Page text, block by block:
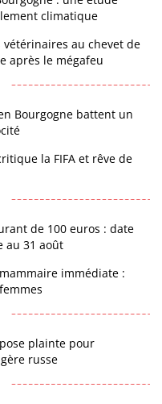
climatique
vétérinaires au chevet de
après le mégafeu
Bourgogne battent un
la FIFA et rêve de
de 100 euros : date
au 31 août
immédiate :
plainte pour
russe